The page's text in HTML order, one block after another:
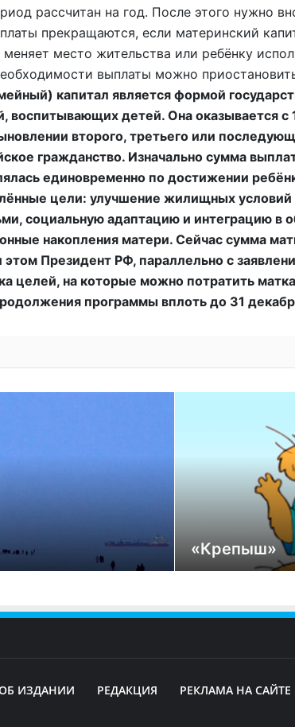
рассчитан на год. После этого нужно
прекращаются, если материнский
место жительства или ребёнку
выплаты можно
капитал является формой
воспитывающих детей. Она оказывается с
второго, третьего или
гражданство. Изначально сумма
единовременно по достижении
цели: улучшение жилищных условий
социальную адаптацию и интеграцию в
накопления матери. Сейчас сумма
Президент РФ, параллельно с
целей, на которые можно потратить
программы вплоть до 31
«Крепыш»
ИЗДАНИИ РЕДАКЦИЯ РЕКЛАМА НА САЙТЕ